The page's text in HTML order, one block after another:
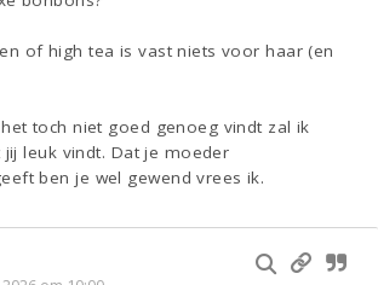
of high tea is vast niets voor haar (en
toch niet goed genoeg vindt zal ik
leuk vindt. Dat je moeder
ben je wel gewend vrees ik.